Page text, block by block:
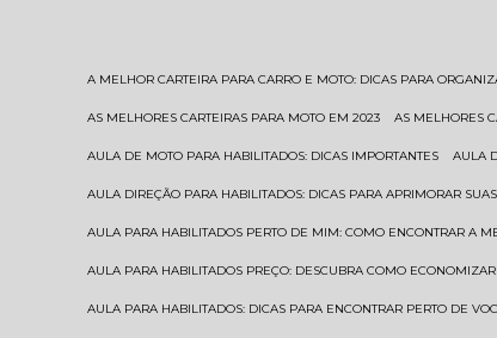
A MELHOR CARTEIRA PARA CARRO E MOTO: DICAS PARA
AS MELHORES CARTEIRAS PARA MOTO EM 2023 AS MELHORES
AULA DE MOTO PARA HABILITADOS: DICAS IMPORTANTES AULA
AULA DIREÇÃO PARA HABILITADOS: DICAS PARA APRIMORAR
AULA PARA HABILITADOS PERTO DE MIM: COMO ENCONTRAR A
AULA PARA HABILITADOS PREÇO: DESCUBRA COMO
AULA PARA HABILITADOS: DICAS PARA ENCONTRAR PERTO DE